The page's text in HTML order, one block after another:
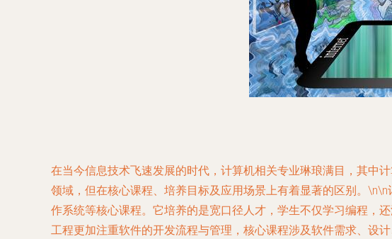
在当今信息技术飞速发展的时代，计算机相关专业琳琅满目，其中
领域，但在核心课程、培养目标及应用场景上有着显著的区别。
作系统等核心课程。它培养的是宽口径人才，学生不仅学习编程，
工程更加注重软件的开发流程与管理，核心课程涉及软件需求、设